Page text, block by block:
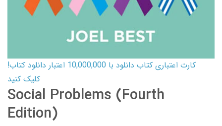
کارت اعتباری کتاب دانلود با 10,000,000 اعتبار دانلود کتاب!
کلیک کنید
Social Problems (Fourth
Edition)